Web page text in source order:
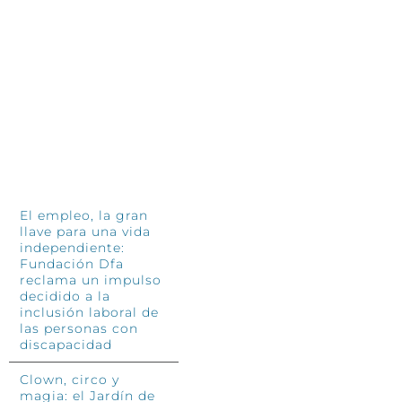
El empleo, la gran
llave para una vida
independiente:
Fundación Dfa
reclama un impulso
decidido a la
inclusión laboral de
las personas con
discapacidad
Clown, circo y
magia: el Jardín de